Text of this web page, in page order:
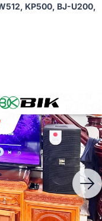
KP500, BJ-U200,